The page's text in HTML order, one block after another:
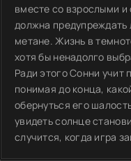
вместе со взрослыми и
должна
метане. Жизнь в
хотя бы ненадолго
Ради этого Сонни учит
понимая до конца,
обернуться его
увидеть солнце
случится, когда игра